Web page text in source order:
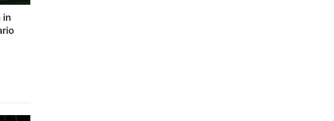
in